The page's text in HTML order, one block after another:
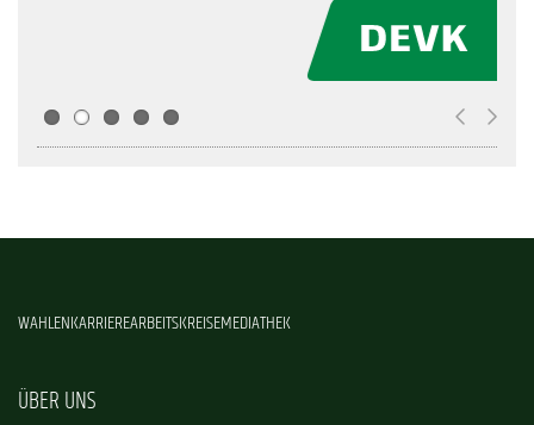
WAHLENKARRIEREARBEITSKREISEMEDIATHEK
ÜBER UNS